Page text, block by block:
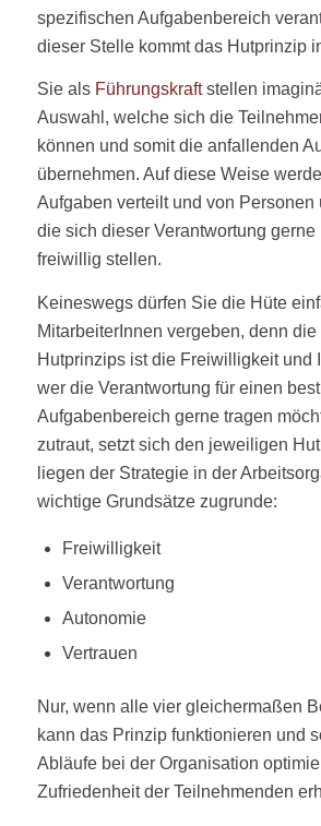
spezifischen Aufgabenbereich
dieser Stelle kommt das Hutprinzip
Sie als Führungskraftstellen
Auswahl, welche sich die
können und somit die anfallenden
übernehmen. Auf diese Weise
Aufgaben verteilt und von Personen
die sich dieser Verantwortung gerne
freiwillig stellen.
Keineswegs dürfen Sie die Hüte
MitarbeiterInnen vergeben, denn
Hutprinzips ist die Freiwilligkeit und
wer die Verantwortung für einen
Aufgabenbereich gerne tragen
zutraut, setzt sich den jeweiligen
liegen der Strategie in der
wichtige Grundsätze zugrunde:
Freiwilligkeit
Verantwortung
Autonomie
Vertrauen
Nur, wenn alle vier gleichermaßen
kann das Prinzip funktionieren und
Abläufe bei der Organisation
Zufriedenheit der Teilnehmenden